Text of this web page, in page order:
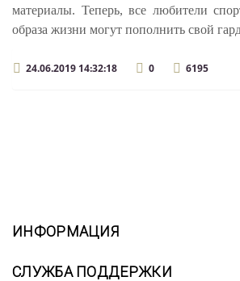
материалы. Теперь, все любители
образа жизни могут пополнить свой
24.06.2019 14:32:18 0 6195
ИНФОРМАЦИЯ
СЛУЖБА ПОДДЕРЖКИ